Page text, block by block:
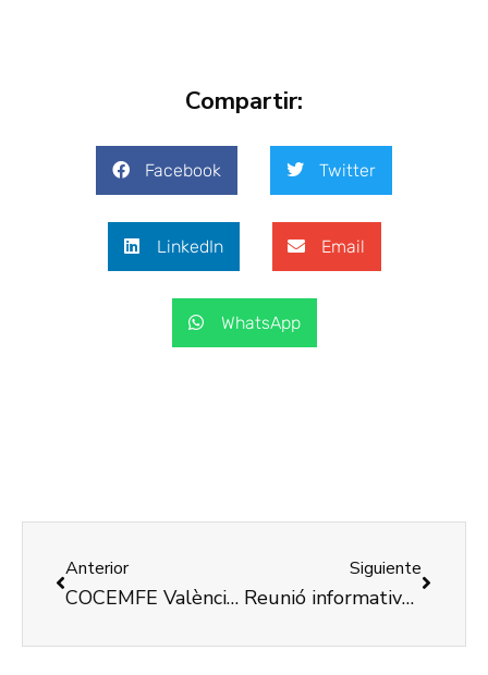
Compartir:
Facebook Twitter
LinkedIn Email
WhatsApp
Anterior
COCEMFE València va participar en la Jornada commemorativa del Dia Nacional del Pacient Anticoagulat organitzada per AVAC
Siguiente
Reunió informativa de COCEMFE València en la foia de Bunyol-Chiva